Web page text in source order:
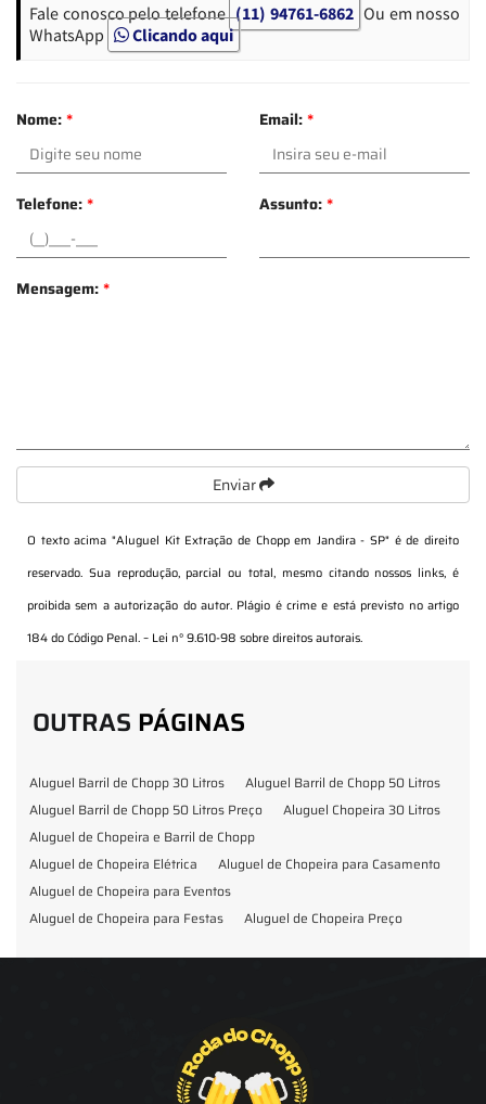
Fale conosco pelo telefone (11) 94761-6862 Ou em nosso
WhatsApp
Clicando aqui
Nome:* Email:*
Telefone:* Assunto:*
Mensagem:*
Enviar
O texto acima "Aluguel Kit Extração de Chopp em Jandira - SP" é de direito
reservado. Sua reprodução, parcial ou total, mesmo citando nossos links, é
proibida sem a autorização do autor. Plágio é crime e está previsto no artigo
184 do Código Penal. – Lei n° 9.610-98 sobre direitos autorais.
OUTRAS PÁGINAS
Aluguel Barril de Chopp 30 Litros
Aluguel Barril de Chopp 50 Litros
Aluguel Barril de Chopp 50 Litros Preço
Aluguel Chopeira 30 Litros
Aluguel de Chopeira e Barril de Chopp
Aluguel de Chopeira Elétrica
Aluguel de Chopeira para Casamento
Aluguel de Chopeira para Eventos
Aluguel de Chopeira para Festas
Aluguel de Chopeira Preço
Chopp Festas e Eventos
Chopp Pilsen
Fornecedor Barril de Chopp
Fornecedor de Barril de Chopp